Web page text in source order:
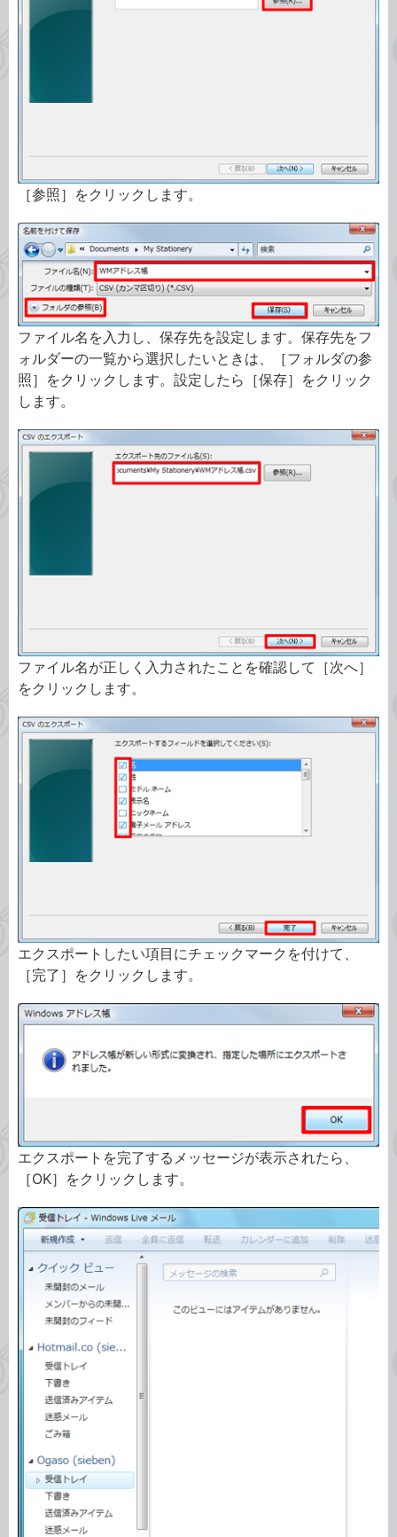
［参照］をクリックします。
ファイル名を入力し、保存先を設定します。保存先をフ
ォルダーの一覧から選択したいときは、［フォルダの参
照］をクリックします。設定したら［保存］をクリック
します。
ファイル名が正しく入力されたことを確認して［次へ］
をクリックします。
エクスポートしたい項目にチェックマークを付けて、
［完了］をクリックします。
エクスポートを完了するメッセージが表示されたら、
［OK］をクリックします。